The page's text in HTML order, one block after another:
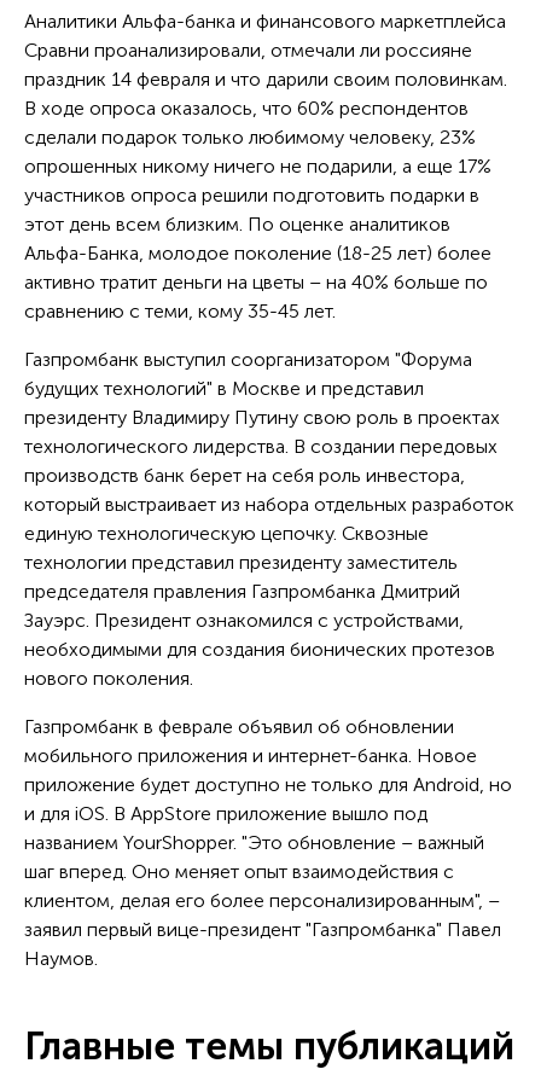
Аналитики Альфа-банка и финансового маркетплейса
Сравни проанализировали, отмечали ли россияне
праздник 14 февраля и что дарили своим половинкам.
В ходе опроса оказалось, что 60% респондентов
сделали подарок только любимому человеку, 23%
опрошенных никому ничего не подарили, а еще 17%
участников опроса решили подготовить подарки в
этот день всем близким. По оценке аналитиков
Альфа-Банка, молодое поколение (18-25 лет) более
активно тратит деньги на цветы – на 40% больше по
сравнению с теми, кому 35-45 лет.
Газпромбанк выступил соорганизатором "Форума
будущих технологий" в Москве и представил
президенту Владимиру Путину свою роль в проектах
технологического лидерства. В создании передовых
производств банк берет на себя роль инвестора,
который выстраивает из набора отдельных разработок
единую технологическую цепочку. Сквозные
технологии представил президенту заместитель
председателя правления Газпромбанка Дмитрий
Зауэрс. Президент ознакомился с устройствами,
необходимыми для создания бионических протезов
нового поколения.
Газпромбанк в феврале объявил об обновлении
мобильного приложения и интернет-банка. Новое
приложение будет доступно не только для Android, но
и для iOS. В AppStore приложение вышло под
названием YourShopper. "Это обновление – важный
шаг вперед. Оно меняет опыт взаимодействия с
клиентом, делая его более персонализированным", –
заявил первый вице-президент "Газпромбанка" Павел
Наумов.
Главные темы публикаций